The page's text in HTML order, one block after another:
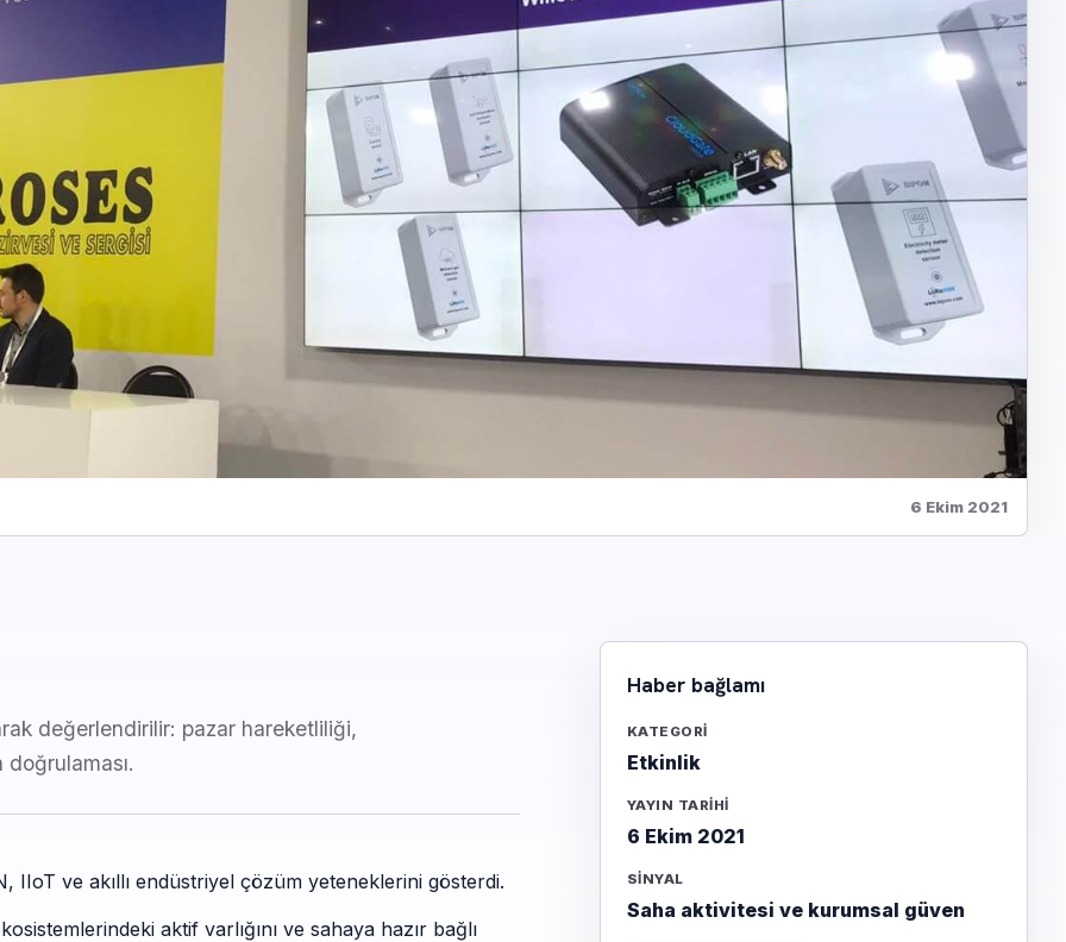
6 Ekim 2021
değerlendirilir: pazar hareketliliği,
ve akıllı endüstriyel çözüm yeteneklerini gösterdi.
aktif varlığını ve sahaya hazır bağlı
Haber bağlamı
KATEGORI
Etkinlik
YAYIN TARIHI
6 Ekim 2021
SINYAL
Saha aktivitesi ve kurumsal güven